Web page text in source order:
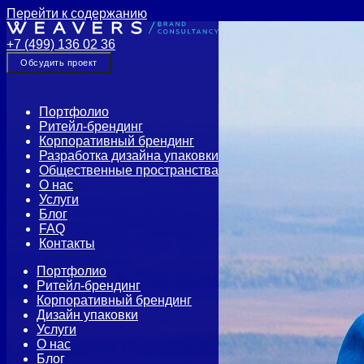
Перейти к содержанию
+7 (499) 136 02 36
Обсудить проект
Портфолио
Ритейл-брендинг
Корпоративный брендинг
Разработка дизайна упаковки
Общественные пространства
О нас
Услуги
Блог
FAQ
Контакты
Портфолио
Ритейл-брендинг
Корпоративный брендинг
Дизайн упаковки
Услуги
О нас
Блог